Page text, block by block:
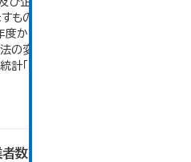
ものではない。数値は平成
から作成されたもので、 新
の変更により、毎年度遡及改
計「16-2 市町村民所得」の
数・年間商品販売額（小